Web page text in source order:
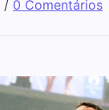
/ 0 Comentários